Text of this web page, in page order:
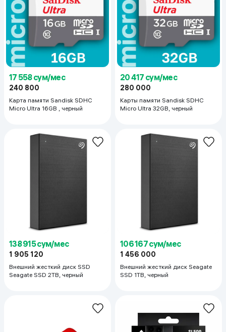
17 558 сум/мес
240 800
Micro Ultra 16GB , черный
20 417 сум/мес
280 000
Micro Ultra 32GB, черный
138 915 сум/мес
1 905 120
Seagate SSD 2TB, черный
106 167 сум/мес
1 456 000
SSD 1TB, черный